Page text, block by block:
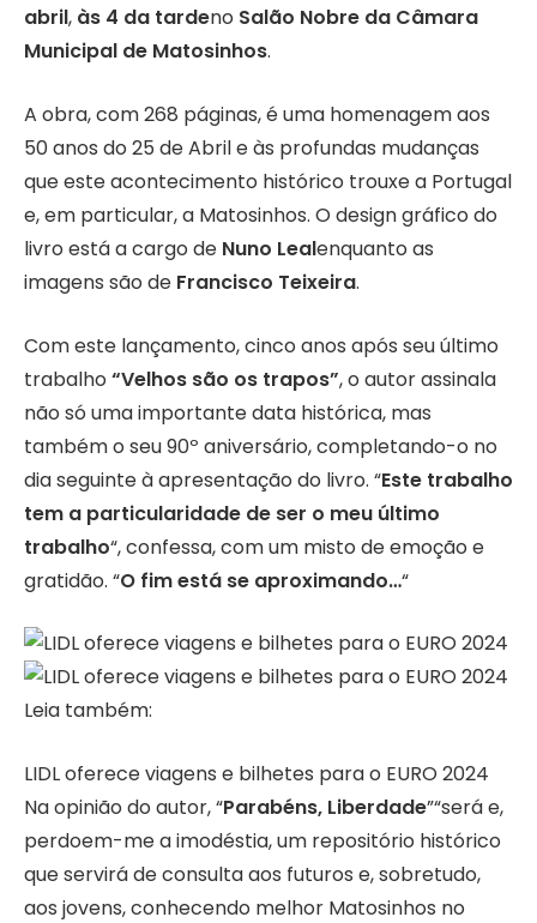
abril, às 4 da tardeno Salão Nobre da Câmara
Municipal de Matosinhos.
A obra, com 268 páginas, é uma homenagem aos
50 anos do 25 de Abril e às profundas mudanças
que este acontecimento histórico trouxe a Portugal
e, em particular, a Matosinhos. O design gráfico do
livro está a cargo de Nuno Lealenquanto as
imagens são de Francisco Teixeira.
Com este lançamento, cinco anos após seu último
trabalho “Velhos são os trapos”, o autor assinala
não só uma importante data histórica, mas
também o seu 90º aniversário, completando-o no
dia seguinte à apresentação do livro. “Este trabalho
tem a particularidade de ser o meu último
trabalho“, confessa, com um misto de emoção e
gratidão. “O fim está se aproximando…“
Leia também:
LIDL oferece viagens e bilhetes para o EURO 2024
Na opinião do autor, “Parabéns, Liberdade”“será e,
perdoem-me a imodéstia, um repositório histórico
que servirá de consulta aos futuros e, sobretudo,
aos jovens, conhecendo melhor Matosinhos no